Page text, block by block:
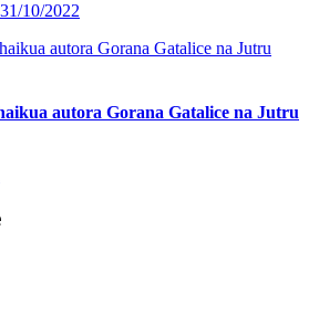
31/10/2022
autora Gorana Gatalice na Jutru